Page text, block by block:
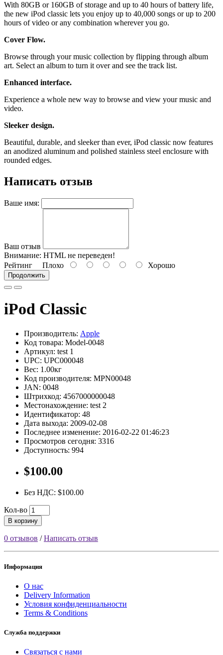
With 80GB or 160GB of storage and up to 40 hours of battery life,
the new iPod classic lets you enjoy up to 40,000 songs or up to 200
hours of video or any combination wherever you go.
Cover Flow.
Browse through your music collection by flipping through album
art. Select an album to turn it over and see the track list.
Enhanced interface.
Experience a whole new way to browse and view your music and
video.
Sleeker design.
Beautiful, durable, and sleeker than ever, iPod classic now features
an anodized aluminum and polished stainless steel enclosure with
rounded edges.
Написать отзыв
Ваше имя:
Ваш отзыв
Внимание: HTML не переведен!
Рейтинг Плохо Хорошо
Продолжить
iPod Classic
Производитель: Apple
Код товара: Model-0048
Артикул: test 1
UPC: UPC000048
Вес: 1.00кг
Код производителя: MPN00048
JAN: 0048
Штрихкод: 4567000000048
Местонахождение: test 2
Идентификатор: 48
Дата выхода: 2009-02-08
Последнее изменение: 2016-02-22 01:46:23
Просмотров сегодня: 3316
Доступность: 994
$100.00
Без НДС: $100.00
Кол-во
В корзину
0 отзывов /Написать отзыв
Информация
О нас
Delivery Information
Условия конфиденциальности
Terms & Conditions
Служба поддержки
Связаться с нами